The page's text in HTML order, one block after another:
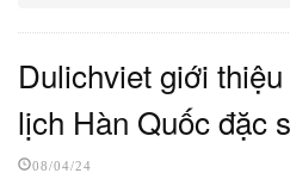
Dulichviet giới
lịch Hàn Quốc đặc
08/04/24